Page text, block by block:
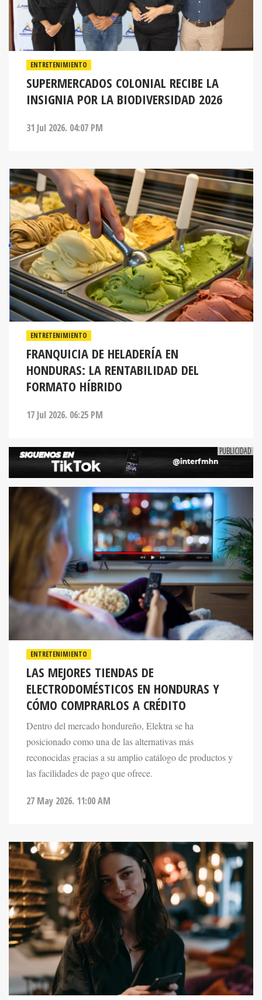
ENTRETENIMIENTO
SUPERMERCADOS COLONIAL RECIBE LA
INSIGNIA POR LA BIODIVERSIDAD 2026
31 Jul 2026. 04:07 PM
ENTRETENIMIENTO
FRANQUICIA DE HELADERÍA EN
HONDURAS: LA RENTABILIDAD DEL
FORMATO HÍBRIDO
17 Jul 2026. 06:25 PM
LAS MEJORES TIENDAS DE
ELECTRODOMÉSTICOS EN HONDURAS Y
CÓMO COMPRARLOS A CRÉDITO
Dentro del mercado hondureño, Elektra se ha
posicionado como una de las alternativas más
reconocidas gracias a su amplio catálogo de productos y
las facilidades de pago que ofrece.
ENTRETENIMIENTO